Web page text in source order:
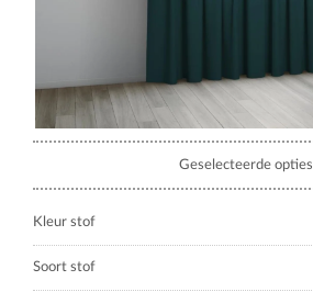
Geselecteerde opties
Kleur stof
Soort stof